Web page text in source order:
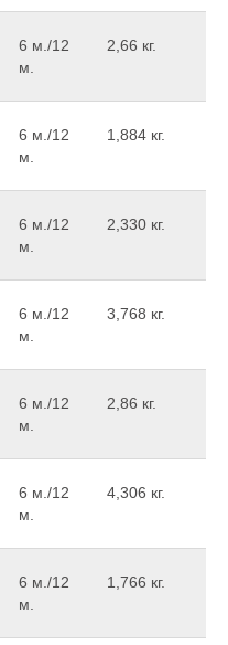
6 м./12
м.
2,66 кг.
6 м./12
м.
1,884 кг.
6 м./12
м.
2,330 кг.
6 м./12
м.
3,768 кг.
6 м./12
м.
2,86 кг.
6 м./12
м.
4,306 кг.
6 м./12
м.
1,766 кг.